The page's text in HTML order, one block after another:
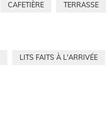
CAFETIÈRE TERRASSE
LITS FAITS À L'ARRIVÉE